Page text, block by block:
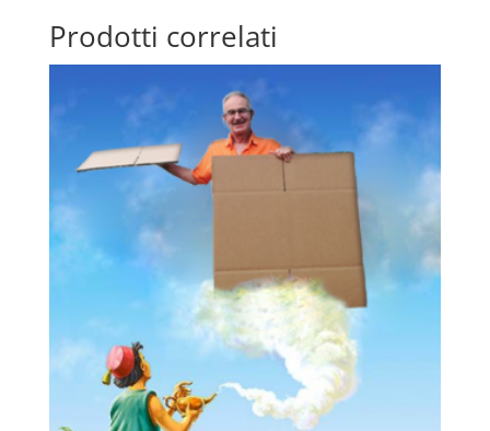
Prodotti correlati